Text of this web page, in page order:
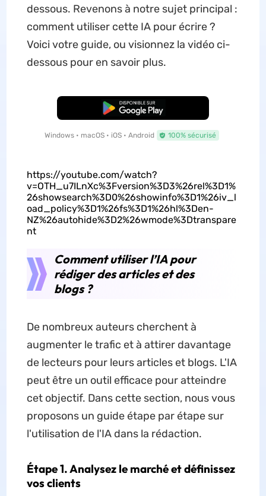
dessous. Revenons à notre sujet principal :
comment utiliser cette IA pour écrire ?
Voici votre guide, ou visionnez la vidéo ci-
dessous pour en savoir plus.
TÉLÉCHARGER
Windows • macOS • iOS • Android 100% sécurisé
https://youtube.com/watch?
v=OTH_u7ILnXc%3Fversion%3D3%26rel%3D1%
26showsearch%3D0%26showinfo%3D1%26iv_l
oad_policy%3D1%26fs%3D1%26hl%3Den-
NZ%26autohide%3D2%26wmode%3Dtranspare
nt
Comment utiliser l’IA pour
rédiger des articles et des
blogs ?
De nombreux auteurs cherchent à
augmenter le trafic et à attirer davantage
de lecteurs pour leurs articles et blogs. L'IA
peut être un outil efficace pour atteindre
cet objectif. Dans cette section, nous vous
proposons un guide étape par étape sur
l'utilisation de l'IA dans la rédaction.
Étape 1. Analysez le marché et définissez
vos clients